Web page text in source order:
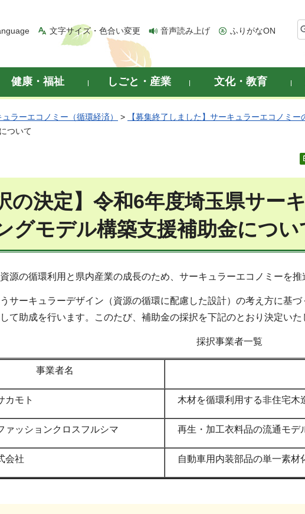
文字サイズ・色合い変更 音声読み上げ ふりがなON
健康・福祉 しごと・産業 文化・教育
ラーエコノミー（循環経済） > 【募集終了しました】サーキュラーエコノミ
ついて
の決定】令和6年度埼玉県サー
グモデル構築支援補助金につい
源の循環利用と県内産業の成長のため、サーキュラーエコノミーを推
サーキュラーデザイン（資源の循環に配慮した設計）の考え方に基
て助成を行います。このたび、補助金の採択を下記のとおり決定いた
採択事業者一覧
事業者名
カモト 木材を循環利用する非住宅木
ァッションクロスフルシマ 再生・加工衣料品の流通モデ
会社 自動車用内装部品の単一素材